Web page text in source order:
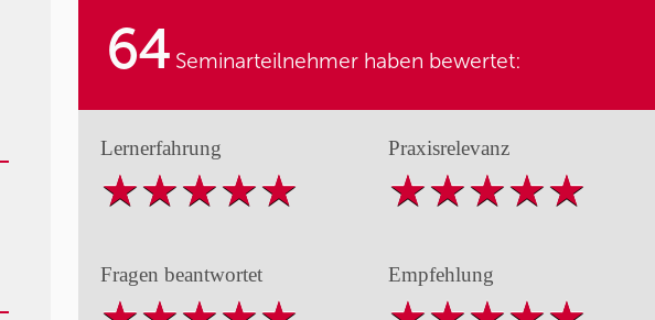
64 Seminarteilnehmer haben bewertet:
Lernerfahrung Praxisrelevanz
Fragen beantwortet Empfehlung